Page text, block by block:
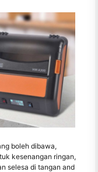
boleh dibawa,
kesenangan ringan,
selesa di tangan and